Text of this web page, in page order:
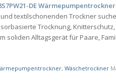
DE Wärmepumpentrockner
textilschonenden Trockner
Trocknung,
soliden Alltagsgerät für Paare,
,Wäschetrockner